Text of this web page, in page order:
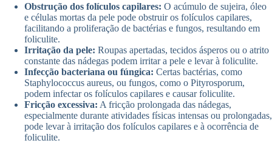
Obstrução dos folículos capilares: O acúmulo de sujeira, óleo
e células mortas da pele pode obstruir os folículos capilares,
facilitando a proliferação de bactérias e fungos, resultando em
foliculite.
Irritação da pele: Roupas apertadas, tecidos ásperos ou o atrito
constante das nádegas podem irritar a pele e levar à foliculite.
Infecção bacteriana ou fúngica: Certas bactérias, como
Staphylococcus aureus, ou fungos, como o Pityrosporum,
podem infectar os folículos capilares e causar foliculite.
Fricção excessiva: A fricção prolongada das nádegas,
especialmente durante atividades físicas intensas ou prolongadas,
pode levar à irritação dos folículos capilares e à ocorrência de
foliculite.